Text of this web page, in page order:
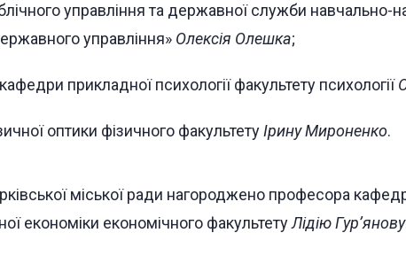
управління та державної служби навчально-
управління» Олексія Олешка;
прикладної психології факультету психології
оптики фізичного факультетуІрину Мироненко.
міської ради нагороджено професора
економіки економічного факультетуЛідію Гур’янову